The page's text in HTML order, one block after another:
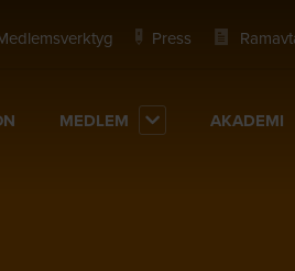
Press
MEDLEM AKADEMI